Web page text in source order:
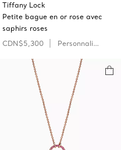
Tiffany Lock
Petite bague en or rose avec
saphirs roses
CDN$5,300
Personnaliser